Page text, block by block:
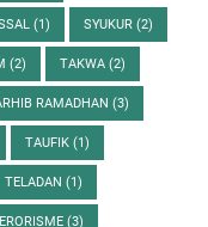
(1) SYUKUR (2)
(2) TAKWA (2)
RAMADHAN (3)
TAUFIK (1)
TELADAN (1)
(3)